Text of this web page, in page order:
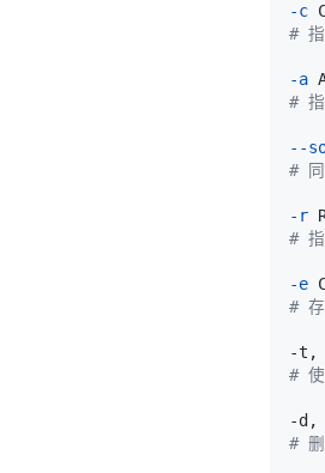
-c
#
-a
#
--
#
-r
# 指
-e
# 存
-t,
# 使
-d,
# 删